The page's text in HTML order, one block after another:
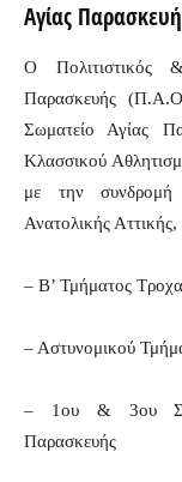
Αγίας
Ο Πολιτιστικός
Παρασκευής
Σωματείο Αγίας
Κλασσικού
με την συνδρομή
Ανατολικής
– Β’ Τμήματος
– Αστυνομικού
– 1ου & 3ου
Παρασκευής